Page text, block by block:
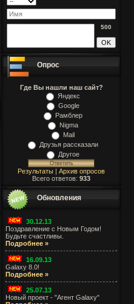
500
Опрос
Где Вы нашли наш сайт?
Яндекс
Google
Рамблер
Nigma
Mail
Друзья рассказали
Другое
Результаты | Архив опросов
Всего ответов: 933
Обновления
30.12.13
Поздравление с Новым Годом!
Будьте счастливы.
Подробнее »
16.09.13
Galaxy 8.0!
Подробнее »
25.07.13
Новый проект - "Агент Galaxy"